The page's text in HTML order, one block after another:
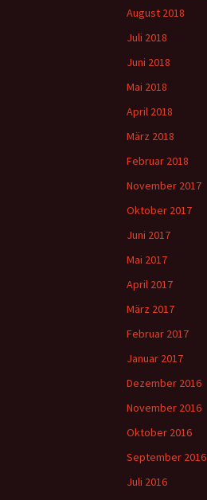
August 2018
Juli 2018
Juni 2018
Mai 2018
April 2018
März 2018
Februar 2018
November 2017
Oktober 2017
Juni 2017
Mai 2017
April 2017
März 2017
Februar 2017
Januar 2017
Dezember 2016
November 2016
Oktober 2016
September 2016
Juli 2016